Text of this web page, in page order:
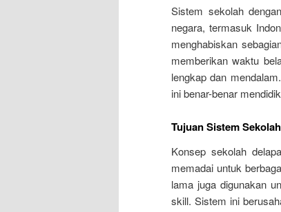
Sistem sekolah
negara, termasuk
menghabiskan
memberikan waktu
lengkap dan
ini benar-benar
Tujuan Sistem
Konsep sekolah
memadai untuk
lama juga digunakan
skill. Sistem ini